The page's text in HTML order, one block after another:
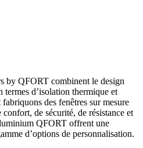
by QFORT combinent le design
termes d’isolation thermique et
des fenêtres sur mesure
de sécurité, de résistance et
QFORT offrent une
d’options de personnalisation.